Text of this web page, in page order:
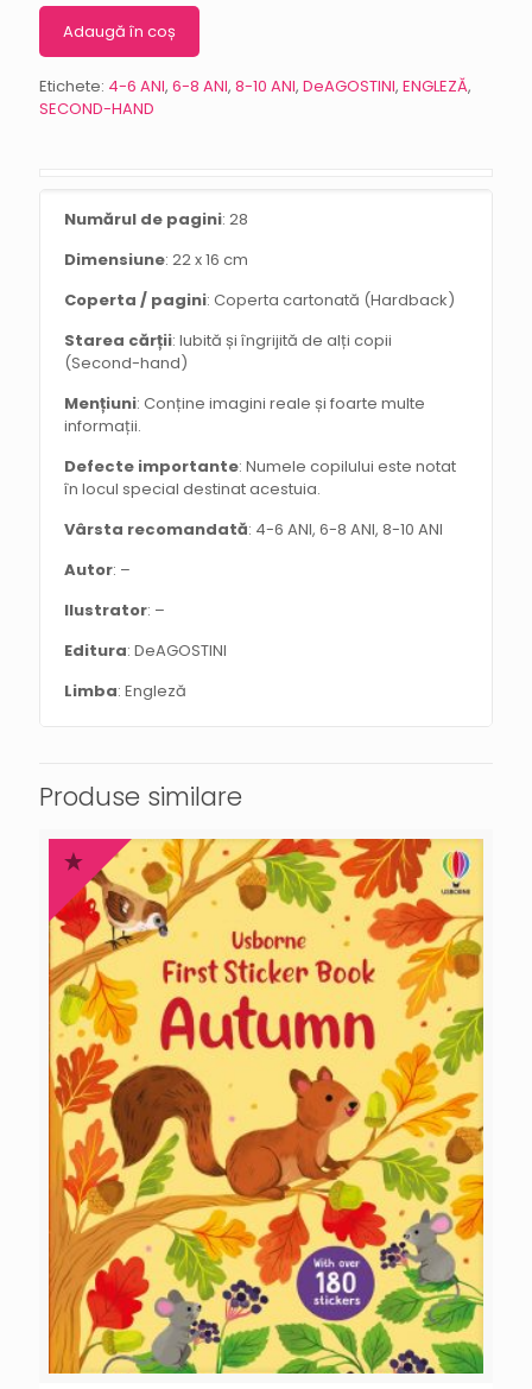
Adaugă în coș
Etichete: 4-6 ANI, 6-8 ANI, 8-10 ANI, DeAGOSTINI, ENGLEZĂ,
SECOND-HAND
Numărul de pagini: 28
Dimensiune: 22 x 16 cm
Coperta / pagini: Coperta cartonată (Hardback)
Starea cărții: Iubită și îngrijită de alți copii
(Second-hand)
Mențiuni: Conține imagini reale și foarte multe
informații.
Defecte importante: Numele copilului este notat
în locul special destinat acestuia.
Vârsta recomandată: 4-6 ANI, 6-8 ANI, 8-10 ANI
Autor: –
Ilustrator: –
Editura: DeAGOSTINI
Limba: Engleză
Produse similare